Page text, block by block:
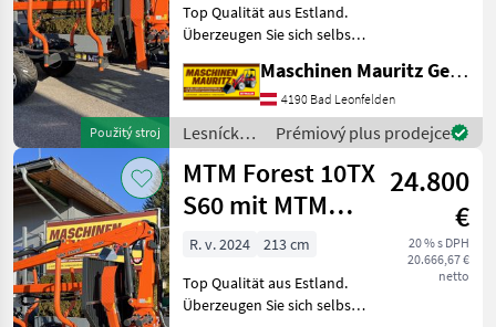
Použitý stroj
Top Qualität aus Estland.
Überzeugen Sie sich selbst.
Gesamtgewicht -
Singelrahmen 160x160x10 -
Flap down Abstützung - 1x
zusätzliches Run
Maschinen Mauritz GesmbH
4190 Bad Leonfelden
Lesnícke a
drevárske
stroje /
MTM
Forest
Prémiový plus prodejce
MTM Forest 10TX
S60 mit MTM
6600 Kran
24.800
€
20 % s DPH
20.666,67 €
netto
R. v. 2024
213 cm
Top Qualität aus Estland.
Überzeugen Sie sich selbst.